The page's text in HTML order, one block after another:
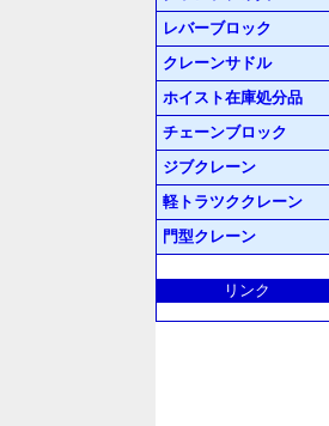
レバーブロック
クレーンサドル
ホイスト在庫処分品
チェーンブロック
ジブクレーン
軽トラツククレーン
門型クレーン
リンク